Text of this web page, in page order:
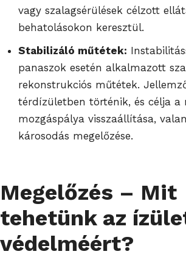
vagy szalagsérülések célzott
behatolásokon keresztül.
Stabilizáló műtétek:
panaszok esetén alkalmazott
rekonstrukciós műtétek.
térdízületben történik, és célja a
mozgáspálya visszaállítása,
károsodás megelőzése.
Megelőzés – Mit
tehetünk az
védelméért?